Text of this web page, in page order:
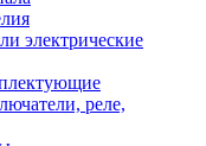
электрические
реле,